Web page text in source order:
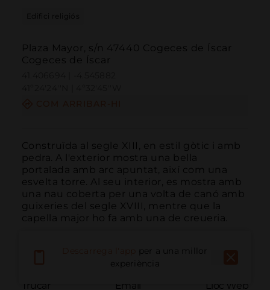
Edifici religiós
Plaza Mayor, s/n 47440 Cogeces de Íscar
Cogeces de Íscar
Construïda al segle XIII, en estil gòtic i amb
pedra. A l'exterior mostra una bella
portalada amb arc apuntat, així com una
esvelta torre. Al seu interior, es mostra amb
una nau coberta per una volta de canó amb
guixeries del segle XVIII, mentre que la
capella major ho fa amb una de creueria.
Trucar Email Lloc Web
per a una millor
experiència